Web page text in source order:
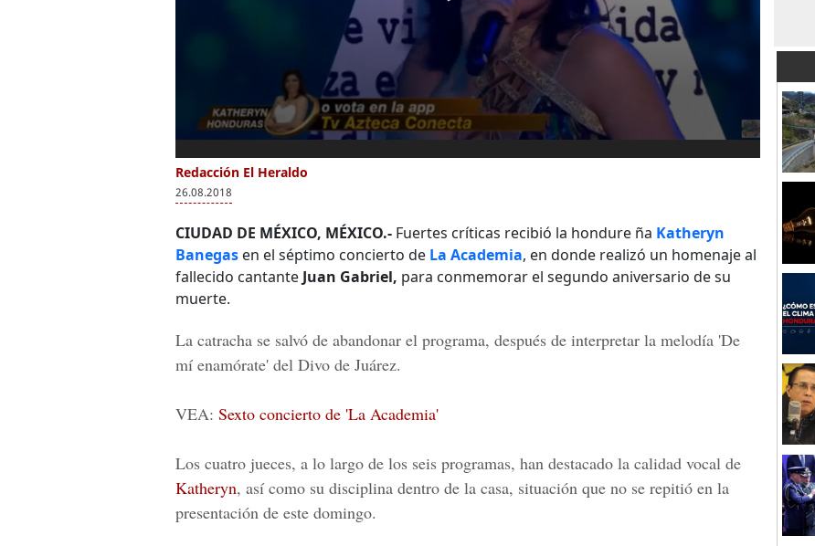
Redacción El Heraldo
26.08.2018
CIUDAD DE MÉXICO, MÉXICO.- Fuertes críticas recibió la hondure ña Katheryn
Banegas en el séptimo concierto de La Academia, en donde realizó un homenaje al
fallecido cantante Juan Gabriel, para conmemorar el segundo aniversario de su
muerte.
La catracha se salvó de abandonar el programa, después de interpretar la melodía 'De
mí enamórate' del Divo de Juárez.
VEA: Sexto concierto de 'La Academia'
Los cuatro jueces, a lo largo de los seis programas, han destacado la calidad vocal de
Katheryn, así como su disciplina dentro de la casa, situación que no se repitió en la
presentación de este domingo.